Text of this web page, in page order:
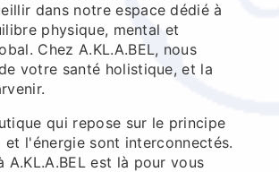
dans notre espace dédié à
physique, mental et
Chez A.KL.A.BEL, nous
votre santé holistique, et la
qui repose sur le principe
l'énergie sont interconnectés.
est là pour vous